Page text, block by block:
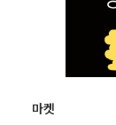
마켓